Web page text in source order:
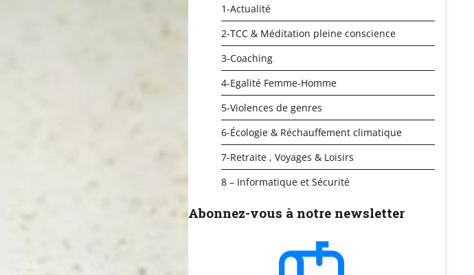
1-Actualité
2-TCC & Méditation pleine conscience
3-Coaching
4-Egalité Femme-Homme
5-Violences de genres
6-Écologie & Réchauffement climatique
7-Retraite , Voyages & Loisirs
8 – Informatique et Sécurité
Abonnez-vous à notre newsletter